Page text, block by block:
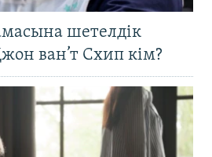
шетелдік
ван’т Схип кім?